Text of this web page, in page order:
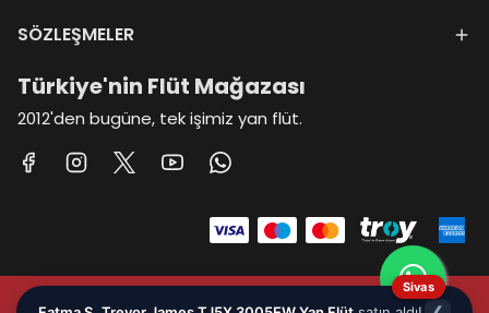
SÖZLEŞMELER
Türkiye'nin Flüt Mağazası
2012'den bugüne, tek işimiz yan flüt.
TAYRADAELEKTRONİK HİZMETLER VE TİCARET ANONİM
Sivas